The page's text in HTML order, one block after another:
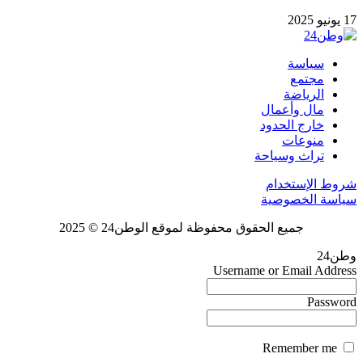
17 يونيو 2025
سياسة
مجتمع
الرياضة
مال وأعمال
خارج الحدود
منوعات
تراث وسياحة
شروط الإستخدام
سياسة الخصوصية
جميع الحقوق محفوظة لموقع الوطن24 © 2025
وطن24
Username or Email Address
Password